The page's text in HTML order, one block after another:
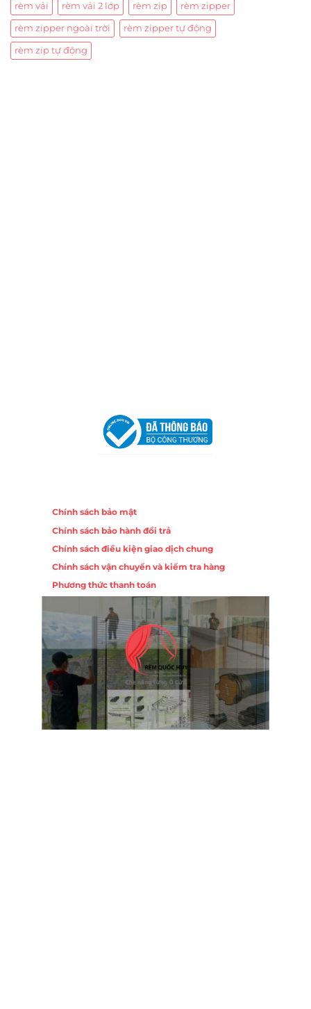
rèm vải rèm vải 2 lớp rèm zip rèm zipper
rèm zipper ngoài trời rèm zipper tự động
rèm zip tự động
Chính sách bảo mật
Chính sách bảo hành đổi trả
Chính sách điều kiện giao dịch chung
Chính sách vận chuyển và kiểm tra hàng
Phương thức thanh toán